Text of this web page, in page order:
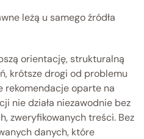
leżą u samego źródła
orientację, strukturalną
krótsze drogi od problemu
rekomendacje oparte na
nie działa niezawodnie bez
zweryfikowanych treści. Bez
danych, które